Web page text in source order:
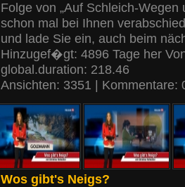
Folge von „Auf Schleich-
schon mal bei Ihnen
und lade Sie ein, auch beim
Hinzugef�gt: 4896 Tage her
global.duration: 218.46
Ansichten: 3351 | Kommentare:
Wos gibt's Neigs?